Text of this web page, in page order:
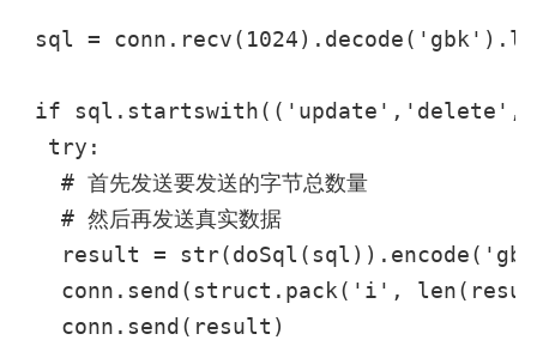
sql =
if
  try:
   # 首先发送要发送的字节总数量
   # 然后再发送真实数据
result =
conn.send(struct.pack('i',
   conn.send(result)